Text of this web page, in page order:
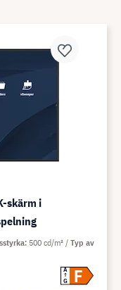
skärm i
A
G
F
500 cd/m²
Typ av